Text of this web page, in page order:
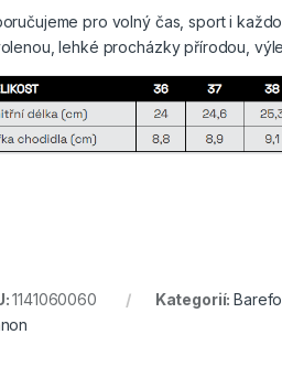
pro volný čas, sport i
lehké procházky přírodou,
1141060060 Kategorií: